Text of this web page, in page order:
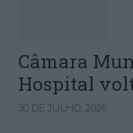
Câmara
Hospital
30 DE JULHO, 2026